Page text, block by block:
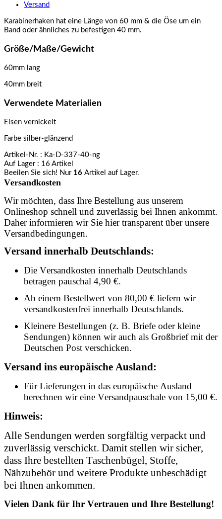
Versand
Karabinerhaken hat eine Länge von 60 mm & die Öse um ein
Band oder ähnliches zu befestigen 40 mm.
Größe/Maße/Gewicht
60mm lang
40mm breit
Verwendete Materialien
Eisen vernickelt
Farbe silber-glänzend
Artikel-Nr. : Ka-D-337-40-ng
Auf Lager : 16 Artikel
Beeilen Sie sich! Nur 16 Artikel auf Lager.
Versandkosten
Wir möchten, dass Ihre Bestellung aus unserem
Onlineshop schnell und zuverlässig bei Ihnen ankommt.
Daher informieren wir Sie hier transparent über unsere
Versandbedingungen.
Versand innerhalb Deutschlands:
Die Versandkosten innerhalb Deutschlands
betragen pauschal 4,90 €.
Ab einem Bestellwert von 80,00 € liefern wir
versandkostenfrei innerhalb Deutschlands.
Kleinere Bestellungen (z. B. Briefe oder kleine
Sendungen) können wir auch als Großbrief mit der
Deutschen Post verschicken.
Versand ins europäische Ausland:
Für Lieferungen in das europäische Ausland
berechnen wir eine Versandpauschale von 15,00 €.
Hinweis:
Alle Sendungen werden sorgfältig verpackt und
zuverlässig verschickt. Damit stellen wir sicher,
dass Ihre bestellten Taschenbügel, Stoffe,
Nähzubehör und weitere Produkte unbeschädigt
bei Ihnen ankommen.
Vielen Dank für Ihr Vertrauen und Ihre Bestellung!